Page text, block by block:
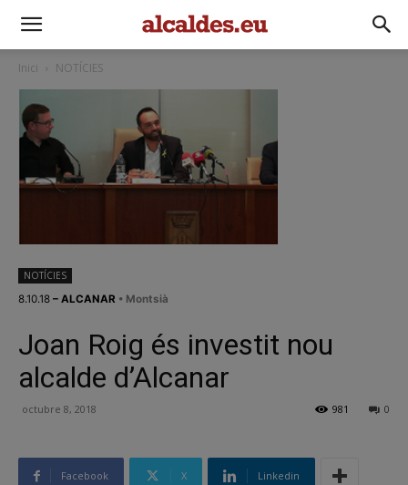
Inici NOTÍCIES
NOTÍCIES
8.10.18 – ALCANAR • Montsià
Joan Roig és investit nou
alcalde d’Alcanar
octubre 8, 2018 0
981
Facebook X Linkedin